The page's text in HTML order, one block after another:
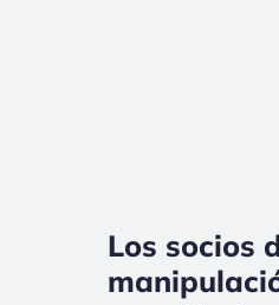
Los socios